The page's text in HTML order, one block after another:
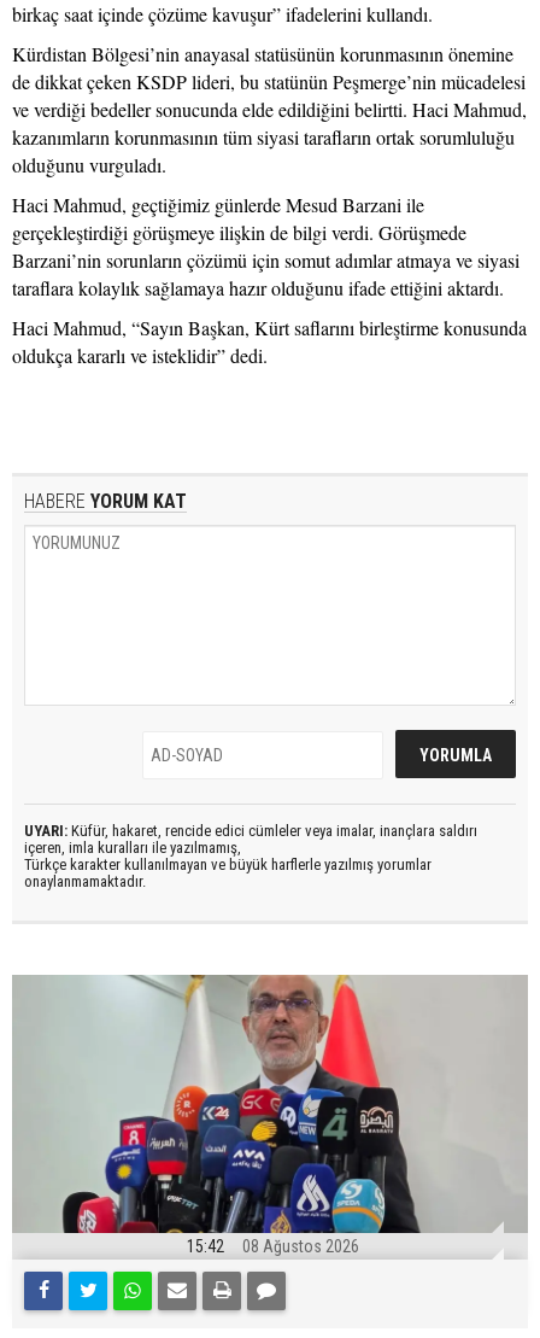
birkaç saat içinde çözüme kavuşur” ifadelerini kullandı.
Kürdistan Bölgesi’nin anayasal statüsünün korunmasının önemine
de dikkat çeken KSDP lideri, bu statünün Peşmerge’nin mücadelesi
ve verdiği bedeller sonucunda elde edildiğini belirtti. Haci Mahmud,
kazanımların korunmasının tüm siyasi tarafların ortak sorumluluğu
olduğunu vurguladı.
Haci Mahmud, geçtiğimiz günlerde Mesud Barzani ile
gerçekleştirdiği görüşmeye ilişkin de bilgi verdi. Görüşmede
Barzani’nin sorunların çözümü için somut adımlar atmaya ve siyasi
taraflara kolaylık sağlamaya hazır olduğunu ifade ettiğini aktardı.
Haci Mahmud, “Sayın Başkan, Kürt saflarını birleştirme konusunda
oldukça kararlı ve isteklidir” dedi.
HABERE YORUM KAT
UYARI: Küfür, hakaret, rencide edici cümleler veya imalar, inançlara saldırı
içeren, imla kuralları ile yazılmamış,
Türkçe karakter kullanılmayan ve büyük harflerle yazılmış yorumlar
onaylanmamaktadır.
15:42 08 Ağustos 2026